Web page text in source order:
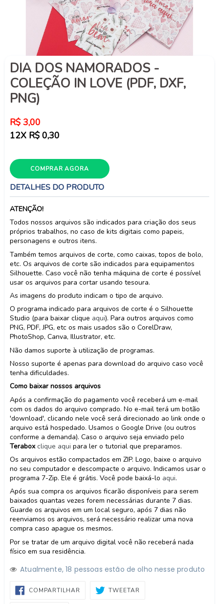
DIA DOS NAMORADOS -
COLEÇÃO IN LOVE (PDF, DXF,
PNG)
Preço
normal
R$ 3,00
12X R$ 0,30
COMPRAR AGORA
DETALHES DO PRODUTO
ATENÇÃO!
Todos nossos arquivos são indicados para criação dos seus
próprios trabalhos, no caso de kits digitais como papeis,
personagens e outros itens.
Também temos arquivos de corte, como caixas, topos de bolo,
etc. Os arquivos de corte são indicados para equipamentos
Silhouette. Caso você não tenha máquina de corte é possível
usar os arquivos para cortar usando tesoura.
As imagens do produto indicam o tipo de arquivo.
O programa indicado para arquivos de corte é o Silhouette
Studio (para baixar clique aqui). Para outros arquivos como
PNG, PDF, JPG, etc os mais usados são o CorelDraw,
PhotoShop, Canva, Illustrator, etc.
Não damos suporte à utilização de programas.
Nosso suporte é apenas para download do arquivo caso você
tenha dificuldades.
Como baixar nossos arquivos
Após a confirmação do pagamento você receberá um e-mail
com os dados do arquivo comprado. No e-mail terá um botão
'download', clicando nele você será direcionado ao link onde o
arquivo está hospedado. Usamos o Google Drive (ou outros
conforme a demanda). Caso o arquivo seja enviado pelo
Terabox clique aqui para ler o tutorial que preparamos.
Os arquivos estão compactados em ZIP. Logo, baixe o arquivo
no seu computador e descompacte o arquivo. Indicamos usar o
programa 7-Zip. Ele é grátis. Você pode baixá-lo aqui.
Após sua compra os arquivos ficarão disponíveis para serem
baixados quantas vezes forem necessárias durante 7 dias.
Guarde os arquivos em um local seguro, após 7 dias não
reenviamos os arquivos, será necessário realizar uma nova
compra caso apague os mesmos.
Por se tratar de um arquivo digital você não receberá nada
físico em sua residência.
Atualmente,18 pessoas estão de olho nesse produto
COMPARTILHAR COMPARTILHAR
NO TWEETAR